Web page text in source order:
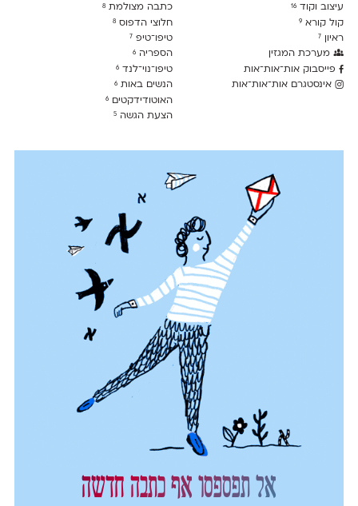
עיצוב וקוד 16
קול קורא 9
ראיון 7
מערכת המגזין
פייסבוק אות־אות־אות
אינסטגרם אות־אות־אות
כתבה מצולמת8
חלוצי הדפוס8
טיפו־טיפ7
הספריה6
טיפו־נוי־לנד6
הנשים באות6
האוטודידקטים6
הצעת הגשה5
אל תפספסו אף כתבה חדשה